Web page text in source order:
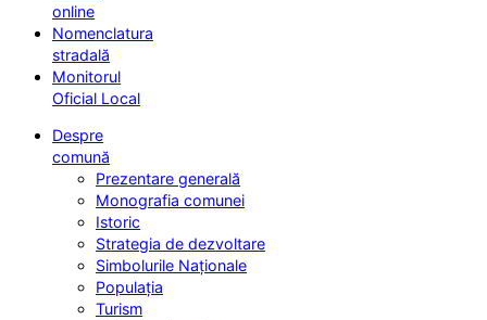
online
Nomenclatura
stradală
Monitorul
Oficial Local
Despre
comună
Prezentare generală
Monografia comunei
Istoric
Strategia de dezvoltare
Simbolurile Naționale
Populația
Turism